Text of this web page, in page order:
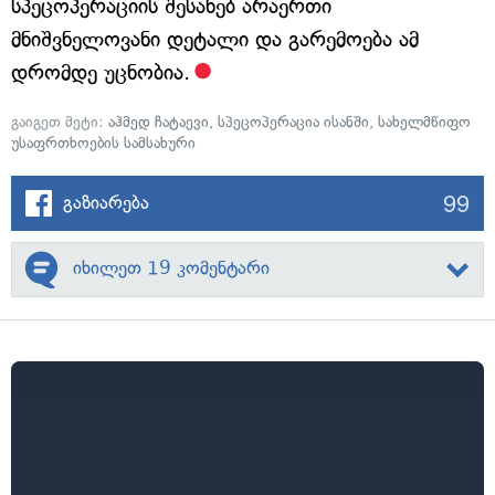
სპეცოპერაციის შესახებ არაერთი
მნიშვნელოვანი დეტალი და გარემოება ამ
დრომდე უცნობია.
გაიგეთ მეტი: აჰმედ ჩატაევი, სპეცოპერაცია ისანში, სახელმწიფო
უსაფრთხოების სამსახური
გაზიარება 99
იხილეთ 19 კომენტარი